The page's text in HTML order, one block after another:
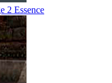
2 Essence